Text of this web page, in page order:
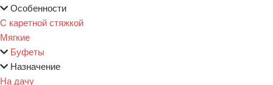
Особенности
С каретной стяжкой
Мягкие
Буфеты
Назначение
На дачу